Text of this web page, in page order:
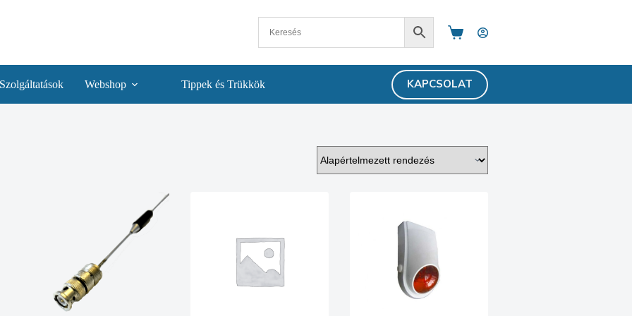
Shopping
Szolgáltatások Webshop Tippek és Trükkök KAPCSOLAT